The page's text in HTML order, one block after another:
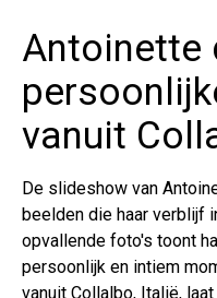
Antoinette
vanuit
De slideshow van
beelden die haar verblijf
opvallende foto's toont
persoonlijk en intiem
vanuit Collalbo, Italië,